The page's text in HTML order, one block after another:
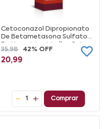
Cetoconazol Dipropionato
De Betametasona Sulfato
De Neomicina Medley Caixa
30G
35,98 42% OFF
20,99
1 Comprar